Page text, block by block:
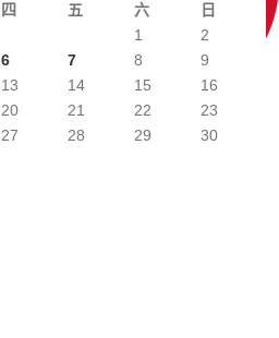
四 五 六 日
1
2
6 7 8
9
13 14 15
16
20 21 22
23
27 28 29
30